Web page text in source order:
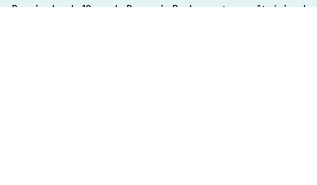
Depuis plus de 10 ans, la Brasserie Dunham est un arrêt régional